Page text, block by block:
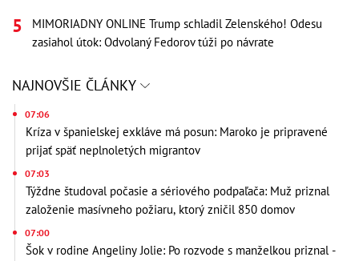
MIMORIADNY ONLINE Trump schladil Zelenského! Odesu
zasiahol útok: Odvolaný Fedorov túži po návrate
NAJNOVŠIE ČLÁNKY
07:06
Kríza v španielskej exkláve má posun: Maroko je pripravené
prijať späť neplnoletých migrantov
07:03
Týždne študoval počasie a sériového podpaľača: Muž priznal
založenie masívneho požiaru, ktorý zničil 850 domov
07:00
Šok v rodine Angeliny Jolie: Po rozvode s manželkou priznal -